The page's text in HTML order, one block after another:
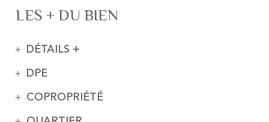
LES + DU BIEN
DÉTAILS +
DPE
COPROPRIÉTÉ